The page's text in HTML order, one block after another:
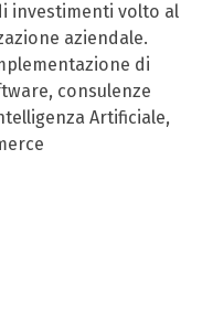
investimenti volto al
aziendale.
di
consulenze
Artificiale,